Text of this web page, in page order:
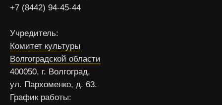
+7 (8442) 94-45-44
Учредитель:
Комитет культуры
Волгоградской области
400050, г. Волгоград,
ул. Пархоменко, д. 63.
График работы: